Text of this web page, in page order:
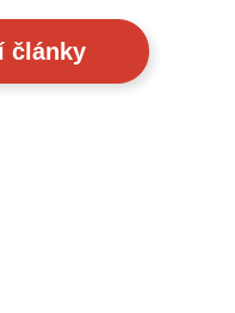
články